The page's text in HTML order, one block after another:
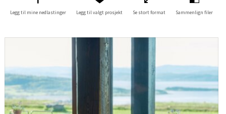
Legg til mine nedlastinger Legg til valgt prosjekt Se stort format Sammenlign filer